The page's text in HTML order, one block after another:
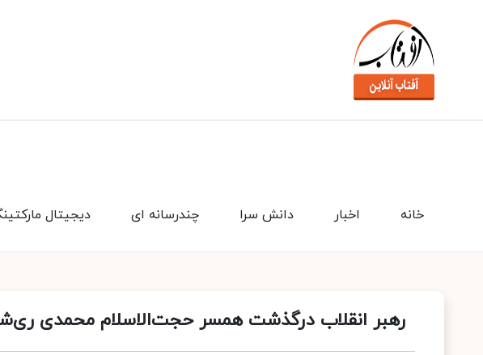
دیجیتال چندرسانه ای دانش سرا اخبار خانه
رهبر انقلاب درگذشت همسر حجت‌الاسلام محمدی